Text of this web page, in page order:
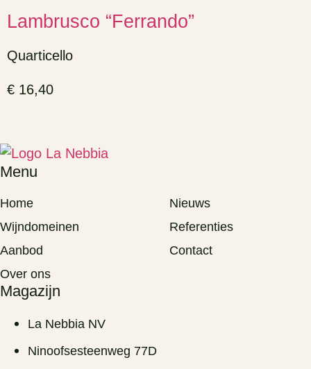
Lambrusco “Ferrando”
Quarticello
€ 16,40
Menu
Home
Wijndomeinen
Aanbod
Over ons
Nieuws
Referenties
Contact
Magazijn
La Nebbia NV
Ninoofsesteenweg 77D